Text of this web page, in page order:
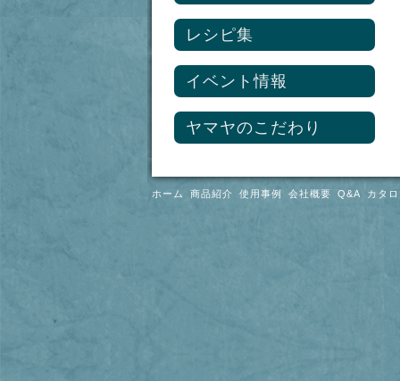
長把手ステンレスざる
プロ調理用具セット
熱交換器
足元暖房システム
石油給湯ボイラー
レシピ集
イベント情報
ヤマヤのこだわり
ホーム 商品紹介 使用事例 会社概要 Q&A カタ